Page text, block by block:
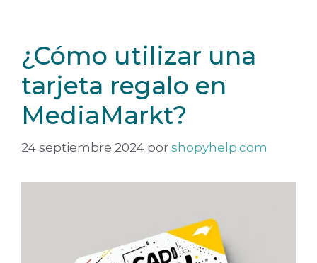
¿Cómo utilizar una
tarjeta regalo en
MediaMarkt?
24 septiembre 2024 por shopyhelp.com